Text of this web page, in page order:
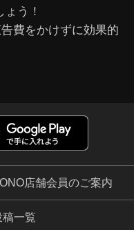
う！
費をかけずに効果的
店舗会員のご案内
稿一覧